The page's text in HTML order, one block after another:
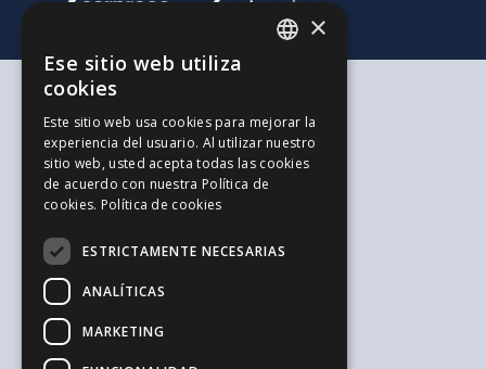
Según tus necesidades
Para ti y tu familia
Para tus ahorros e inversiones
Para tu empresa
La alternativa a los Autónomos
Trabaja con nosotros
El Blog de la Ingeniería
Blog de Jovenes Inspirit Mutua
El Blog de Sepreco
Sugerencias y Reclamaciones
Información general y seguridad
ENGLISH
×
Ese sitio web utiliza
cookies
Este sitio web usa cookies para mejorar la
experiencia del usuario. Al utilizar nuestro
sitio web, usted acepta todas las cookies
de acuerdo con nuestra Política de
cookies. Política de cookies
ESTRICTAMENTE NECESARIAS
ANALÍTICAS
MARKETING